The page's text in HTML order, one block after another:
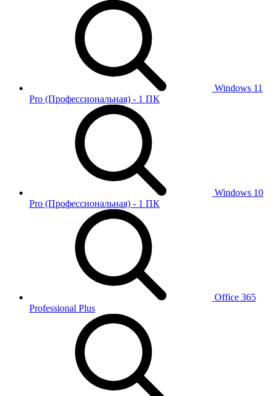
Windows 11
Pro (Профессиональная) - 1 ПК
Windows 10
Pro (Профессиональная) - 1 ПК
Office 365
Professional Plus